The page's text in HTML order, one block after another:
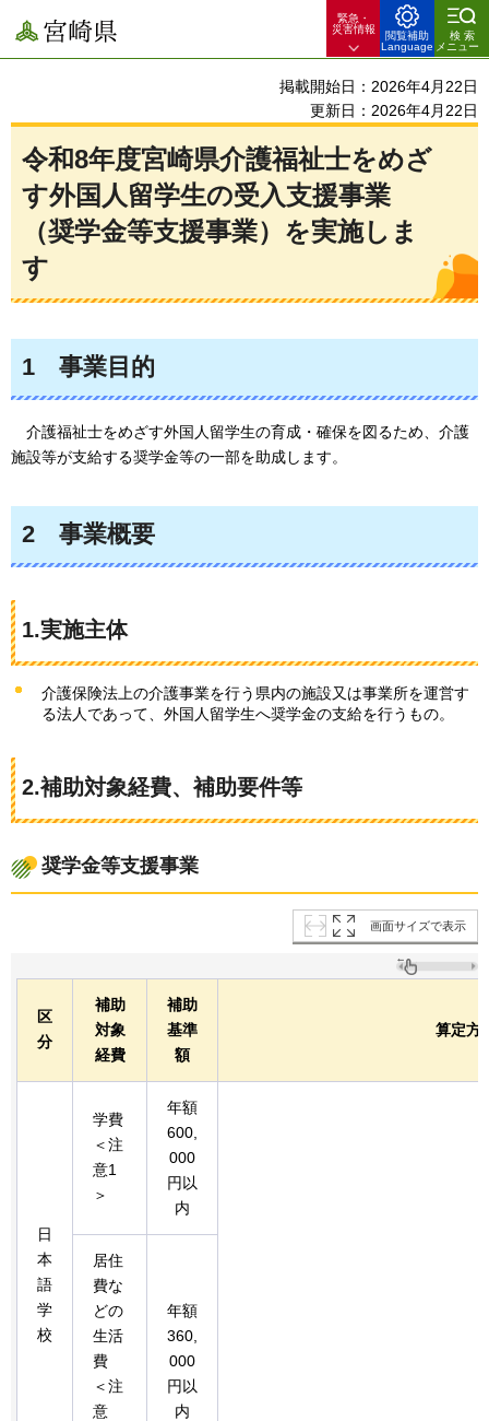
宮崎県
緊急・
災害情報
閲覧補助
Language
検索
メニュー
掲載開始日：2026年4月22日
更新日：2026年4月22日
令和8年度宮崎県介護福祉士をめざ
す外国人留学生の受入支援事業
（奨学金等支援事業）を実施しま
す
1 事業目的
介護福祉士をめざす外国人留学生の育成・確保を図るため、介護
施設等が支給する奨学金等の一部を助成します。
2 事業概要
1.実施主体
介護保険法上の介護事業を行う県内の施設又は事業所を運営す
る法人であって、外国人留学生へ奨学金の支給を行うもの。
2.補助対象経費、補助要件等
奨学金等支援事業
画面サイズで表示
区
分
補助
対象
経費
補助
基準
額
算定方
日
本
語
学
校
学費
＜注
意1
＞
年額
600,
000
円以
内
居住
費な
どの
生活
費
＜注
意
年額
360,
000
円以
内